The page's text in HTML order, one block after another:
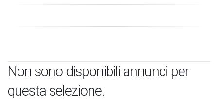
Non sono disponibili annunci per
questa selezione.